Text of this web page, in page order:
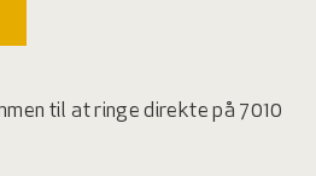
til at ringe direkte på 7010